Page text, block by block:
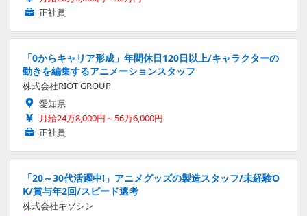
正社員
「0からキャリア形成」年間休日120日以上/キャラクターの
動きを編集するアニメーションスタッフ
株式会社RIOT GROUP
愛知県
月給24万8,000円～56万6,000円
正社員
「20～30代活躍中!」アニメグッズの製造スタッフ/未経験O
K/賞与年2回/スピード選考
株式会社キソシン